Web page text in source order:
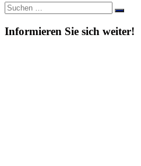
Suche
nach:
Suchen
Informieren Sie sich weiter!